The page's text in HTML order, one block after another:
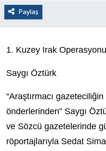
Paylaş
1. Kuzey Irak
Saygı Öztürk
“Araştırmacı
önderlerinden” Saygı
ve Sözcü gazetelerinde
röportajlarıyla Sedat
Tüm Manşetler
Haber Arşivi